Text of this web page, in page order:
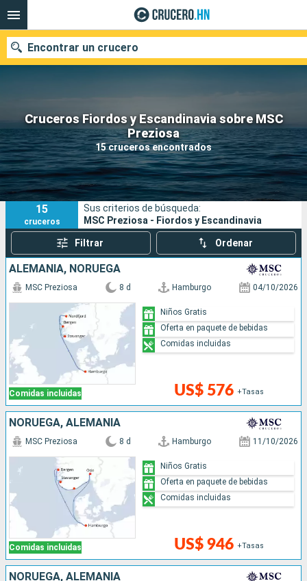
Cruceros Fiordos y Escandinavia sobre MSC
Preziosa
15 cruceros encontrados
Encontrar un crucero
Nuestros destinos
Fecha de salida
Puertos Compañías
Buscar
15
cruceros
Sus criterios de búsqueda:
MSC Preziosa - Fiordos y Escandinavia
Filtrar Ordenar
ALEMANIA, NORUEGA
Comidas incluidas
MSC Preziosa 8 d Hamburgo 04/10/2026
US$ 576 +Tasas
Niños Gratis
Oferta en paquete de bebidas
Comidas incluidas
NORUEGA, ALEMANIA
Comidas incluidas
MSC Preziosa 8 d Hamburgo 11/10/2026
US$ 946 +Tasas
Niños Gratis
Oferta en paquete de bebidas
Comidas incluidas
NORUEGA, ALEMANIA